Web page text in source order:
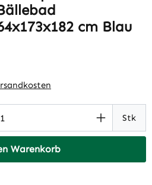
cm Blau
den gewünschtenStk
Warenkorb